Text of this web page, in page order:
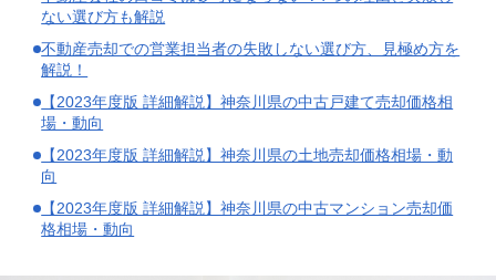
ない選び方も解説
不動産売却での営業担当者の失敗しない選び方、見極め方を
解説！
【2023年度版 詳細解説】神奈川県の中古戸建て売却価格相
場・動向
【2023年度版 詳細解説】神奈川県の土地売却価格相場・動
向
【2023年度版 詳細解説】神奈川県の中古マンション売却価
格相場・動向